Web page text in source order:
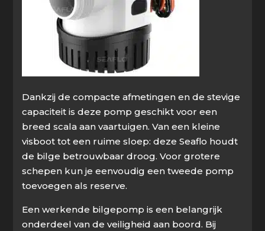
Dankzij de compacte afmetingen en de stevige
capaciteit is deze pomp geschikt voor een
breed scala aan vaartuigen. Van een kleine
visboot tot een ruime sloep: deze Seaflo houdt
de bilge betrouwbaar droog. Voor grotere
schepen kun je eenvoudig een tweede pomp
toevoegen als reserve.
Een werkende bilgepomp is een belangrijk
onderdeel van de veiligheid aan boord. Bij